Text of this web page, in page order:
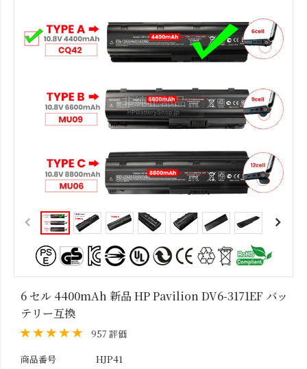
6 セル 4400mAh 新品 HP Pavilion DV6-3171EF バッ
テリー互換
957 評価
商品番号
HJP41